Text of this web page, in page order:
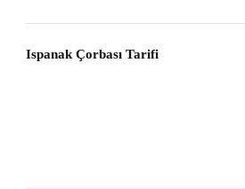
Ispanak Çorbası Tarifi